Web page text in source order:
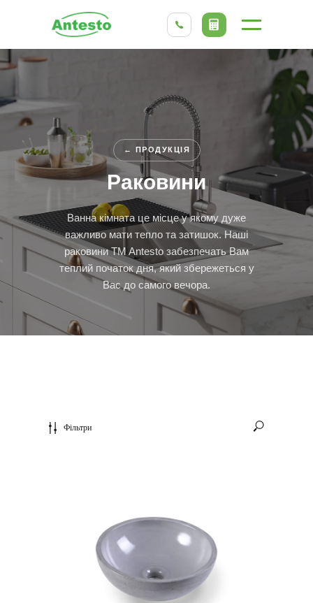
Раковини
← ПРОДУКЦІЯ
Ванна кімната це місце у якому дуже
важливо мати тепло та затишок. Наші
раковини TM Antesto забезпечать Вам
теплий початок дня, який збережеться у
Вас до самого вечора.
Фільтри